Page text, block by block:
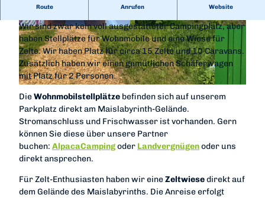
© Maislabyrinth am Edersee |CC-BY-SA © Maislabyrinth Edersee |CC-BY-SA
Route Anrufen Website
Campen am Mais? Na klar geht das.
Wir sind zwar kein voll ausgestatteter Campingplatz, aber
haben Stellplätze für Wohnmobile und eine Wiese für
Zelte. Wir haben Platz für circa 15 Zelte und 10 Caravans.
Zusätzlich haben wir einen gemütlichen Schäferwagen
mit Platz für 2 Personen.
DieWohnmobilstellplätze befinden sich auf unserem
Parkplatz direkt am Maislabyrinth-Gelände.
Stromanschluss und Frischwasser ist vorhanden. Gern
können Sie diese über unsere Partner
buchen: AlpacaCampingoder Landvergnügenoder uns
direkt ansprechen.
Für Zelt-Enthusiasten haben wir eineZeltwiesedirekt auf
dem Gelände des Maislabyrinths. Die Anreise erfolgt